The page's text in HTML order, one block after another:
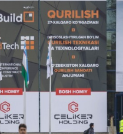
классов
ПРОГРАММА 8-й
Международной
Конференции
Строительной Индустрии
ICCI 2027
Doing Business in
Uzbekistan
Официальный
Оператор
Эффективное
выставках
Официальный
авиаперевозчик